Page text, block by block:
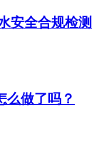
安全合规检测
么做了吗？